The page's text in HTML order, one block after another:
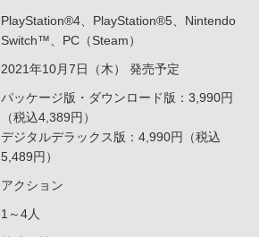
PlayStation®4、PlayStation®5、Nintendo
Switch™、PC（Steam）
2021年10月7日（木） 発売予定
パッケージ版・ダウンロード版：3,990円
（税込4,389円）
デジタルデラックス版：4,990円（税込
5,489円）
アクション
1～4人